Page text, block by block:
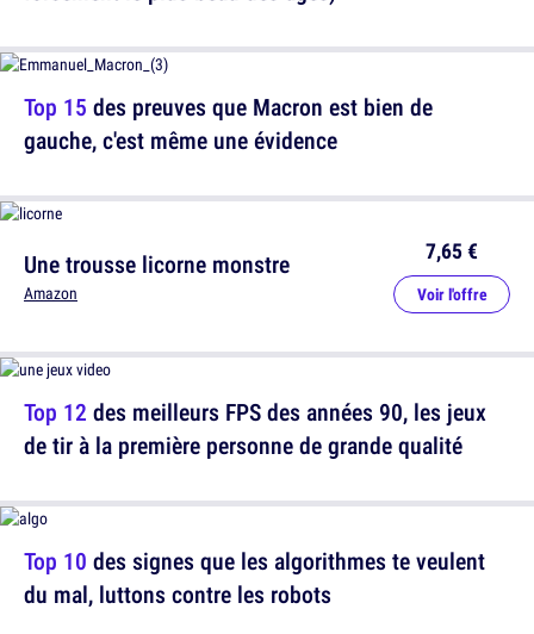
Une trousse licorne monstre
Amazon
7,65 €
Voir l'offre
Top 10 des signes que les algorithmes te veulent
du mal, luttons contre les robots
Top 15 des preuves que Macron est bien de
gauche, c'est même une évidence
Top 12 des meilleurs FPS des années 90, les jeux
de tir à la première personne de grande qualité